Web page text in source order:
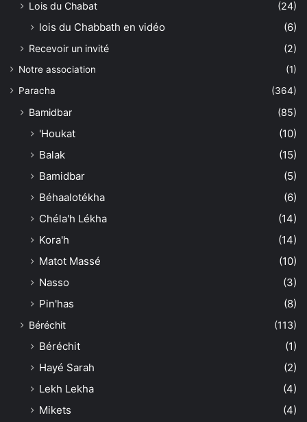
Lois du Chabat
(24)
lois du Chabbath en vidéo (6)
Recevoir un invité (2)
Notre association
(1)
Paracha
(364)
Bamidbar (85)
'Houkat
(10)
Balak
(15)
Bamidbar
(5)
Béhaalotékha
(6)
Chéla'h Lékha
(14)
Kora'h
(14)
Matot Massé
(10)
Nasso
(3)
Pin'has
(8)
Béréchit (113)
Béréchit
(1)
Hayé Sarah
(2)
Lekh Lekha
(4)
Mikets
(4)